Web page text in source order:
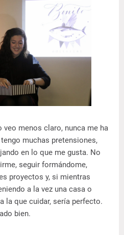
veo menos claro, nunca me ha
muchas pretensiones,
en lo que me gusta. No
seguir formándome,
proyectos y, si mientras
a la vez una casa o
la que cuidar, sería perfecto.
bien.